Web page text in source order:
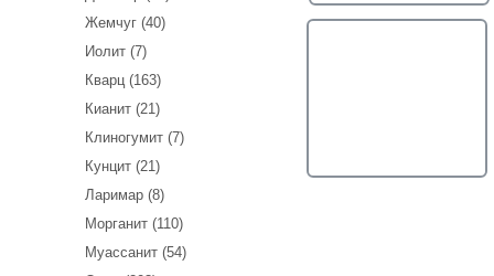
Жемчуг (40)
Иолит (7)
Кварц (163)
Кианит (21)
Клиногумит (7)
Кунцит (21)
Ларимар (8)
Морганит (110)
Муассанит (54)